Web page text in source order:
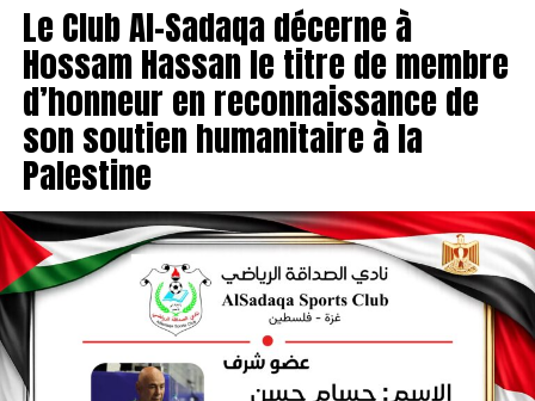
Le Club Al-Sadaqa décerne à
Hossam Hassan le titre de membre
d’honneur en reconnaissance de
son soutien humanitaire à la
Palestine